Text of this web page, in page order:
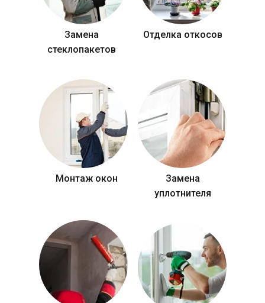
Замена
стеклопакетов
Отделка откосов
Монтаж окон
Замена
уплотнителя